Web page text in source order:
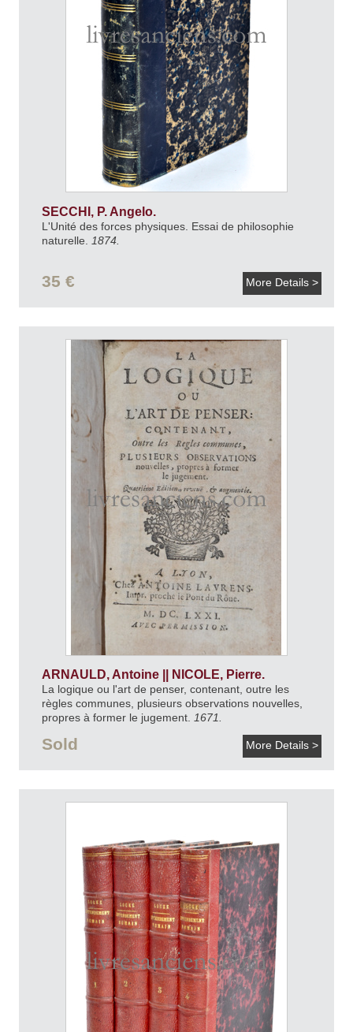
SECCHI, P. Angelo.
L'Unité des forces physiques. Essai de philosophie
naturelle.
1874.
35 € More Details >
ARNAULD, Antoine || NICOLE, Pierre.
La logique ou l'art de penser, contenant, outre les
règles communes, plusieurs observations nouvelles,
propres à former le jugement. 1671.
Sold More Details >